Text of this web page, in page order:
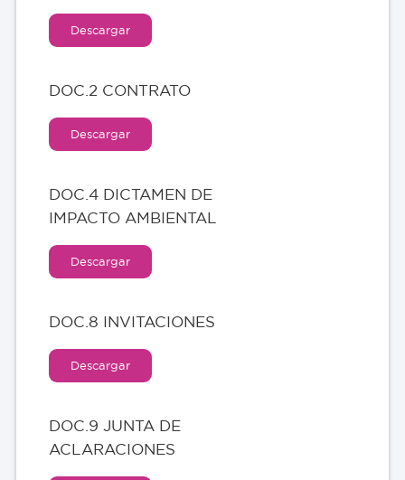
Descargar
DOC.2 CONTRATO
Descargar
DOC.4 DICTAMEN DE
IMPACTO AMBIENTAL
Descargar
DOC.8 INVITACIONES
Descargar
DOC.9 JUNTA DE
ACLARACIONES